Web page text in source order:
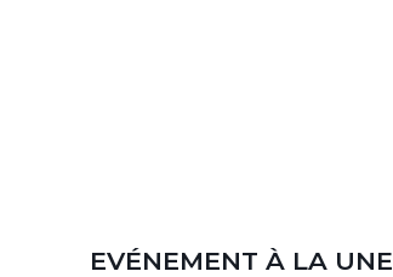
EVÉNEMENT À LA UNE